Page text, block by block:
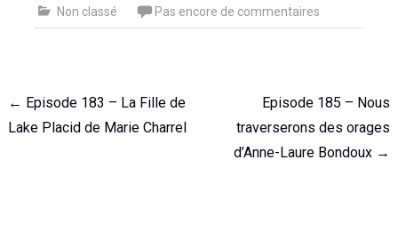
Non classé Pas encore de commentaires
Navigation
de
← Episode 183 – La Fille de
Lake Placid de Marie Charrel
Episode 185 – Nous
traverserons des orages
d’Anne-Laure Bondoux →